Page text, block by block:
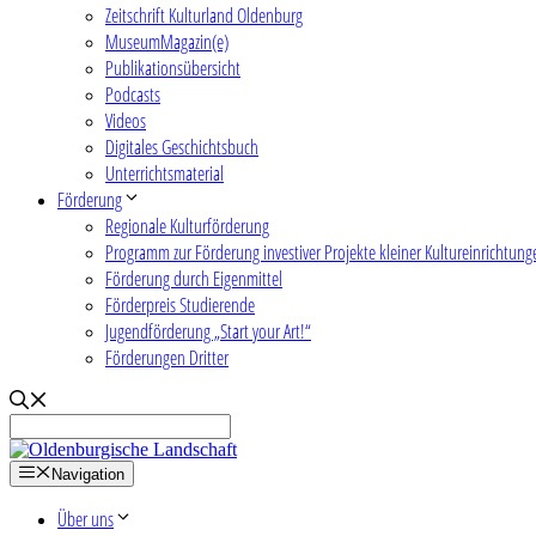
Zeitschrift Kulturland Oldenburg
MuseumMagazin(e)
Publikationsübersicht
Podcasts
Videos
Digitales Geschichtsbuch
Unterrichtsmaterial
Förderung
Regionale Kulturförderung
Programm zur Förderung investiver Projekte kleiner
Förderung durch Eigenmittel
Förderpreis Studierende
Jugendförderung „Start your Art!“
Förderungen Dritter
Navigation
Über uns